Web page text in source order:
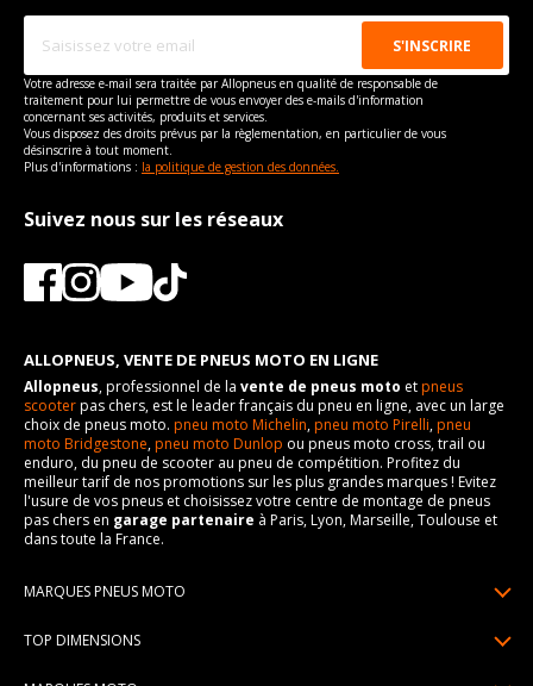
Votre adresse e-mail sera traitée par Allopneus en qualité de responsable de
traitement pour lui permettre de vous envoyer des e-mails d'information
concernant ses activités, produits et services.
Vous disposez des droits prévus par la règlementation, en particulier de vous
désinscrire à tout moment.
Plus d'informations : la politique de gestion des données.
Suivez nous sur les réseaux
ALLOPNEUS, VENTE DE PNEUS MOTO EN LIGNE
Allopneus, professionnel de la vente de pneus moto etpneus
scooterpas chers, est le leader français du pneu en ligne, avec un large
choix de pneus moto. pneu moto Michelin,pneu moto Pirelli,pneu
moto Bridgestone,pneu moto Dunlop ou pneus moto cross, trail ou
enduro, du pneu de scooter au pneu de compétition. Profitez du
meilleur tarif de nos promotions sur les plus grandes marques ! Evitez
l'usure de vos pneus et choisissez votre centre de montage de pneus
pas chers en garage partenaire à Paris, Lyon, Marseille, Toulouse et
dans toute la France.
MARQUES PNEUS MOTO
TOP DIMENSIONS